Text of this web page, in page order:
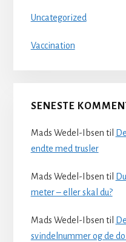
Uncategorized
Vaccination
SENESTE
Mads Wedel-Ibsen til
endte med trusler
Mads Wedel-Ibsen til
meter – eller skal du?
Mads Wedel-Ibsen til
svindelnummer og de